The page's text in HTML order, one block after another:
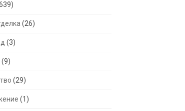
(26)
(3)
(9)
(29)
(1)